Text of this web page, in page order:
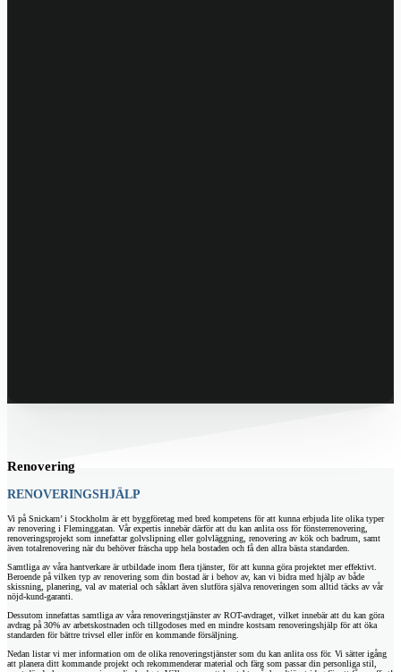
Renovering
RENOVERINGSHJÄLP
Vi på Snickarn’ i Stockholm är ett byggföretag med bred kompetens för att kunna erbjuda lite olika typer
av renovering i Fleminggatan. Vår expertis innebär därför att du kan anlita oss för fönsterrenovering,
renoveringsprojekt som innefattar golvslipning eller golvläggning, renovering av kök och badrum, samt
även totalrenovering när du behöver fräscha upp hela bostaden och få den allra bästa standarden.
Samtliga av våra hantverkare är utbildade inom flera tjänster, för att kunna göra projektet mer effektivt.
Beroende på vilken typ av renovering som din bostad är i behov av, kan vi bidra med hjälp av både
skissning, planering, val av material och såklart även slutföra själva renoveringen som alltid täcks av vår
nöjd-kund-garanti.
Dessutom innefattas samtliga av våra renoveringstjänster av ROT-avdraget, vilket innebär att du kan göra
avdrag på 30% av arbetskostnaden och tillgodoses med en mindre kostsam renoveringshjälp för att öka
standarden för bättre trivsel eller inför en kommande försäljning.
Nedan listar vi mer information om de olika renoveringstjänster som du kan anlita oss för. Vi sätter igång
att planera ditt kommande projekt och rekommenderar material och färg som passar din personliga stil,